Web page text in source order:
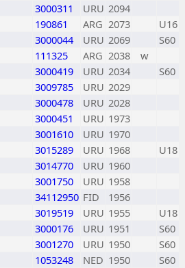
3000311 URU 2094
190861 ARG 2073
U16
3000044 URU 2069
S60
111325 ARG 2038
w
3000419 URU 2034
S60
3009785 URU 2029
3000478 URU 2028
3000451 URU 1973
3001610 URU 1970
3015289 URU 1968
U18
3014770 URU 1960
3001750 URU 1958
34112950 FID
1956
3019519 URU 1955
U18
3000176 URU 1951
S60
3001270 URU 1950
S60
1053248 NED 1950
S60